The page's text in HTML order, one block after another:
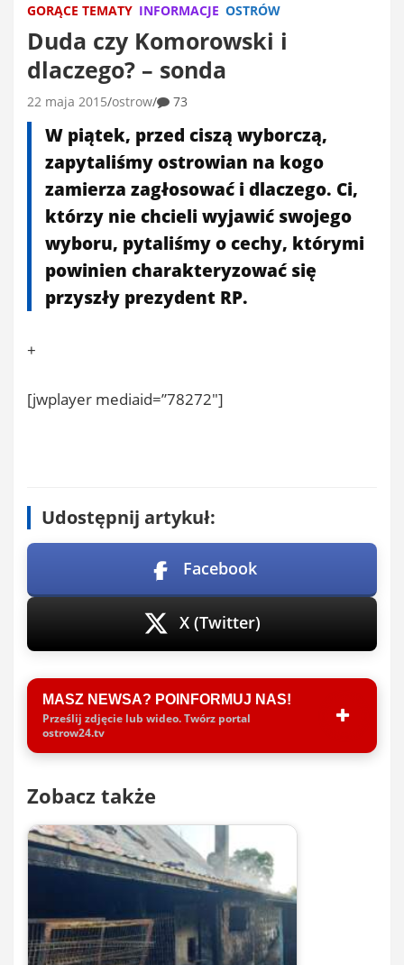
GORĄCE TEMATY INFORMACJE OSTRÓW
Duda czy Komorowski i
dlaczego? – sonda
22 maja 2015 ostrow 73
W piątek, przed ciszą wyborczą,
zapytaliśmy ostrowian na kogo
zamierza zagłosować i dlaczego. Ci,
którzy nie chcieli wyjawić swojego
wyboru, pytaliśmy o cechy, którymi
powinien charakteryzować się
przyszły prezydent RP.
+
[jwplayer mediaid=”78272″]
Udostępnij artykuł:
Facebook
X (Twitter)
MASZ NEWSA? POINFORMUJ NAS!
Prześlij zdjęcie lub wideo. Twórz portal
ostrow24.tv
Zobacz także